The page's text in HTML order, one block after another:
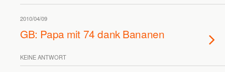
2010/04/09
GB: Papa mit 74 dank Bananen
KEINE ANTWORT